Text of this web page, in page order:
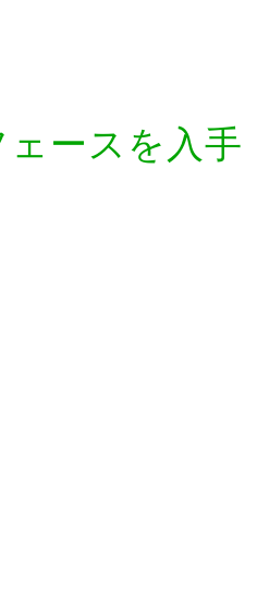
ースを入手